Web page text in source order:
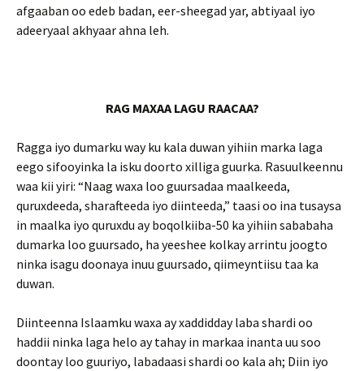
afgaaban oo edeb badan, eer-sheegad yar, abtiyaal iyo
adeeryaal akhyaar ahna leh.
RAG MAXAA LAGU RAACAA?
Ragga iyo dumarku way ku kala duwan yihiin marka laga
eego sifooyinka la isku doorto xilliga guurka. Rasuulkeennu
waa kii yiri: “Naag waxa loo guursadaa maalkeeda,
quruxdeeda, sharafteeda iyo diinteeda,” taasi oo ina tusaysa
in maalka iyo quruxdu ay boqolkiiba-50 ka yihiin sababaha
dumarka loo guursado, ha yeeshee kolkay arrintu joogto
ninka isagu doonaya inuu guursado, qiimeyntiisu taa ka
duwan.
Diinteenna Islaamku waxa ay xaddidday laba shardi oo
haddii ninka laga helo ay tahay in markaa inanta uu soo
doontay loo guuriyo, labadaasi shardi oo kala ah; Diin iyo